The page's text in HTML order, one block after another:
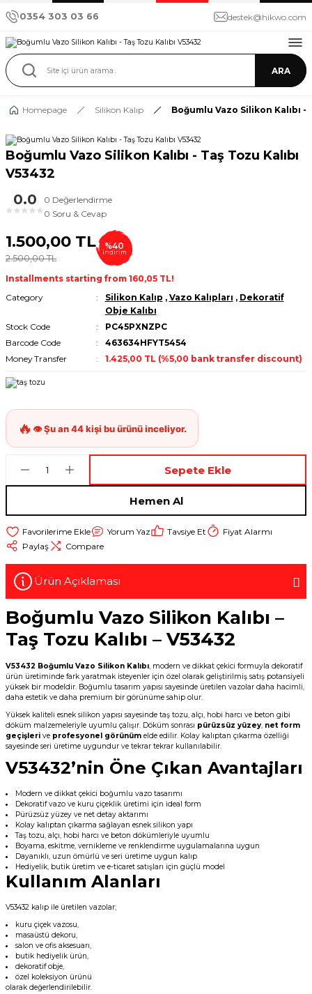
0354 303 03 66 destek@hikwo.com
ARA
Homepage Silikon Kalıp Boğumlu Vazo Silikon Kalıbı -
Boğumlu Vazo Silikon Kalıbı - Taş Tozu Kalıbı
V53432
0.0
★ ★ ★ ★ ★
0 Değerlendirme
0 Soru & Cevap
1.500,00 TL
2.500,00 TL
%40
indirim
Installments starting from 160,05 TL!
Category
Silikon Kalıp , Vazo Kalıpları , Dekoratif
Obje Kalıbı
Stock Code
PC45PXNZPC
Barcode Code
463634HFYT5454
Money Transfer
1.425,00 TL (%5,00 bank transfer discount)
Sepete Ekle
Hemen Al
Yorum Yaz Tavsiye Et
Fiyat Alarmı
Paylaş
Compare
Ürün Açıklaması
Boğumlu Vazo Silikon Kalıbı –
Taş Tozu Kalıbı – V53432
V53432 Boğumlu Vazo Silikon Kalıbı, modern ve dikkat çekici formuyla dekoratif
ürün üretiminde fark yaratmak isteyenler için özel olarak geliştirilmiş satış potansiyeli
yüksek bir modeldir. Boğumlu tasarım yapısı sayesinde üretilen vazolar daha hacimli,
daha estetik ve daha premium bir görünüme sahip olur.
Yüksek kaliteli esnek silikon yapısı sayesinde taş tozu, alçı, hobi harcı ve beton gibi
döküm malzemeleriyle uyumlu çalışır. Döküm sonrası pürüzsüz yüzey, net form
geçişleri ve profesyonel görünüm elde edilir. Kolay kalıptan çıkarma özelliği
sayesinde seri üretime uygundur ve tekrar tekrar kullanılabilir.
V53432’nin Öne Çıkan Avantajları
Modern ve dikkat çekici boğumlu vazo tasarımı
Dekoratif vazo ve kuru çiçeklik üretimi için ideal form
Pürüzsüz yüzey ve net detay aktarımı
Kolay kalıptan çıkarma sağlayan esnek silikon yapı
Taş tozu, alçı, hobi harcı ve beton dökümleriyle uyumlu
Boyama, eskitme, vernikleme ve renklendirme uygulamalarına uygun
Dayanıklı, uzun ömürlü ve seri üretime uygun kalıp
Hediyelik, butik üretim ve e-ticaret satışları için güçlü model
Kullanım Alanları
V53432 kalıp ile üretilen vazolar;
kuru çiçek vazosu,
masaüstü dekoru,
salon ve ofis aksesuarı,
butik hediyelik ürün,
dekoratif obje,
özel koleksiyon ürünü
olarak değerlendirilebilir.